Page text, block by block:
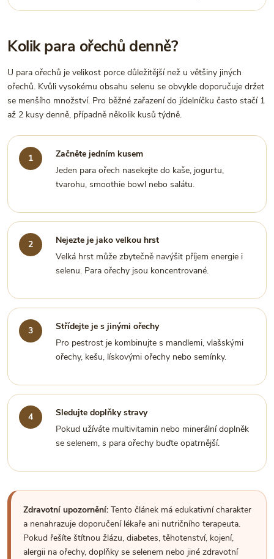
Kolik para ořechů denně?
U para ořechů je velikost porce důležitější než u většiny jiných
ořechů. Kvůli vysokému obsahu selenu se obvykle doporučuje držet
se menšího množství. Pro běžné zařazení do jídelníčku často stačí 1
až 2 kusy denně, případně několik kusů týdně.
Začněte jedním kusem
Jeden para ořech nasekejte do kaše, jogurtu,
tvarohu, smoothie bowl nebo salátu.
Nejezte je jako velkou hrst
Velká hrst může zbytečně navýšit příjem energie i
selenu. Para ořechy jsou koncentrované.
Střídejte je s jinými ořechy
Pro pestrost je kombinujte s mandlemi, vlašskými
ořechy, kešu, lískovými ořechy nebo semínky.
Sledujte doplňky stravy
Pokud užíváte multivitamin nebo minerální doplněk
se selenem, s para ořechy buďte opatrnější.
Zdravotní upozornění: Tento článek má edukativní charakter
a nenahrazuje doporučení lékaře ani nutričního terapeuta.
Pokud řešíte štítnou žlázu, diabetes, těhotenství, kojení,
alergii na ořechy, doplňky se selenem nebo jiné zdravotní